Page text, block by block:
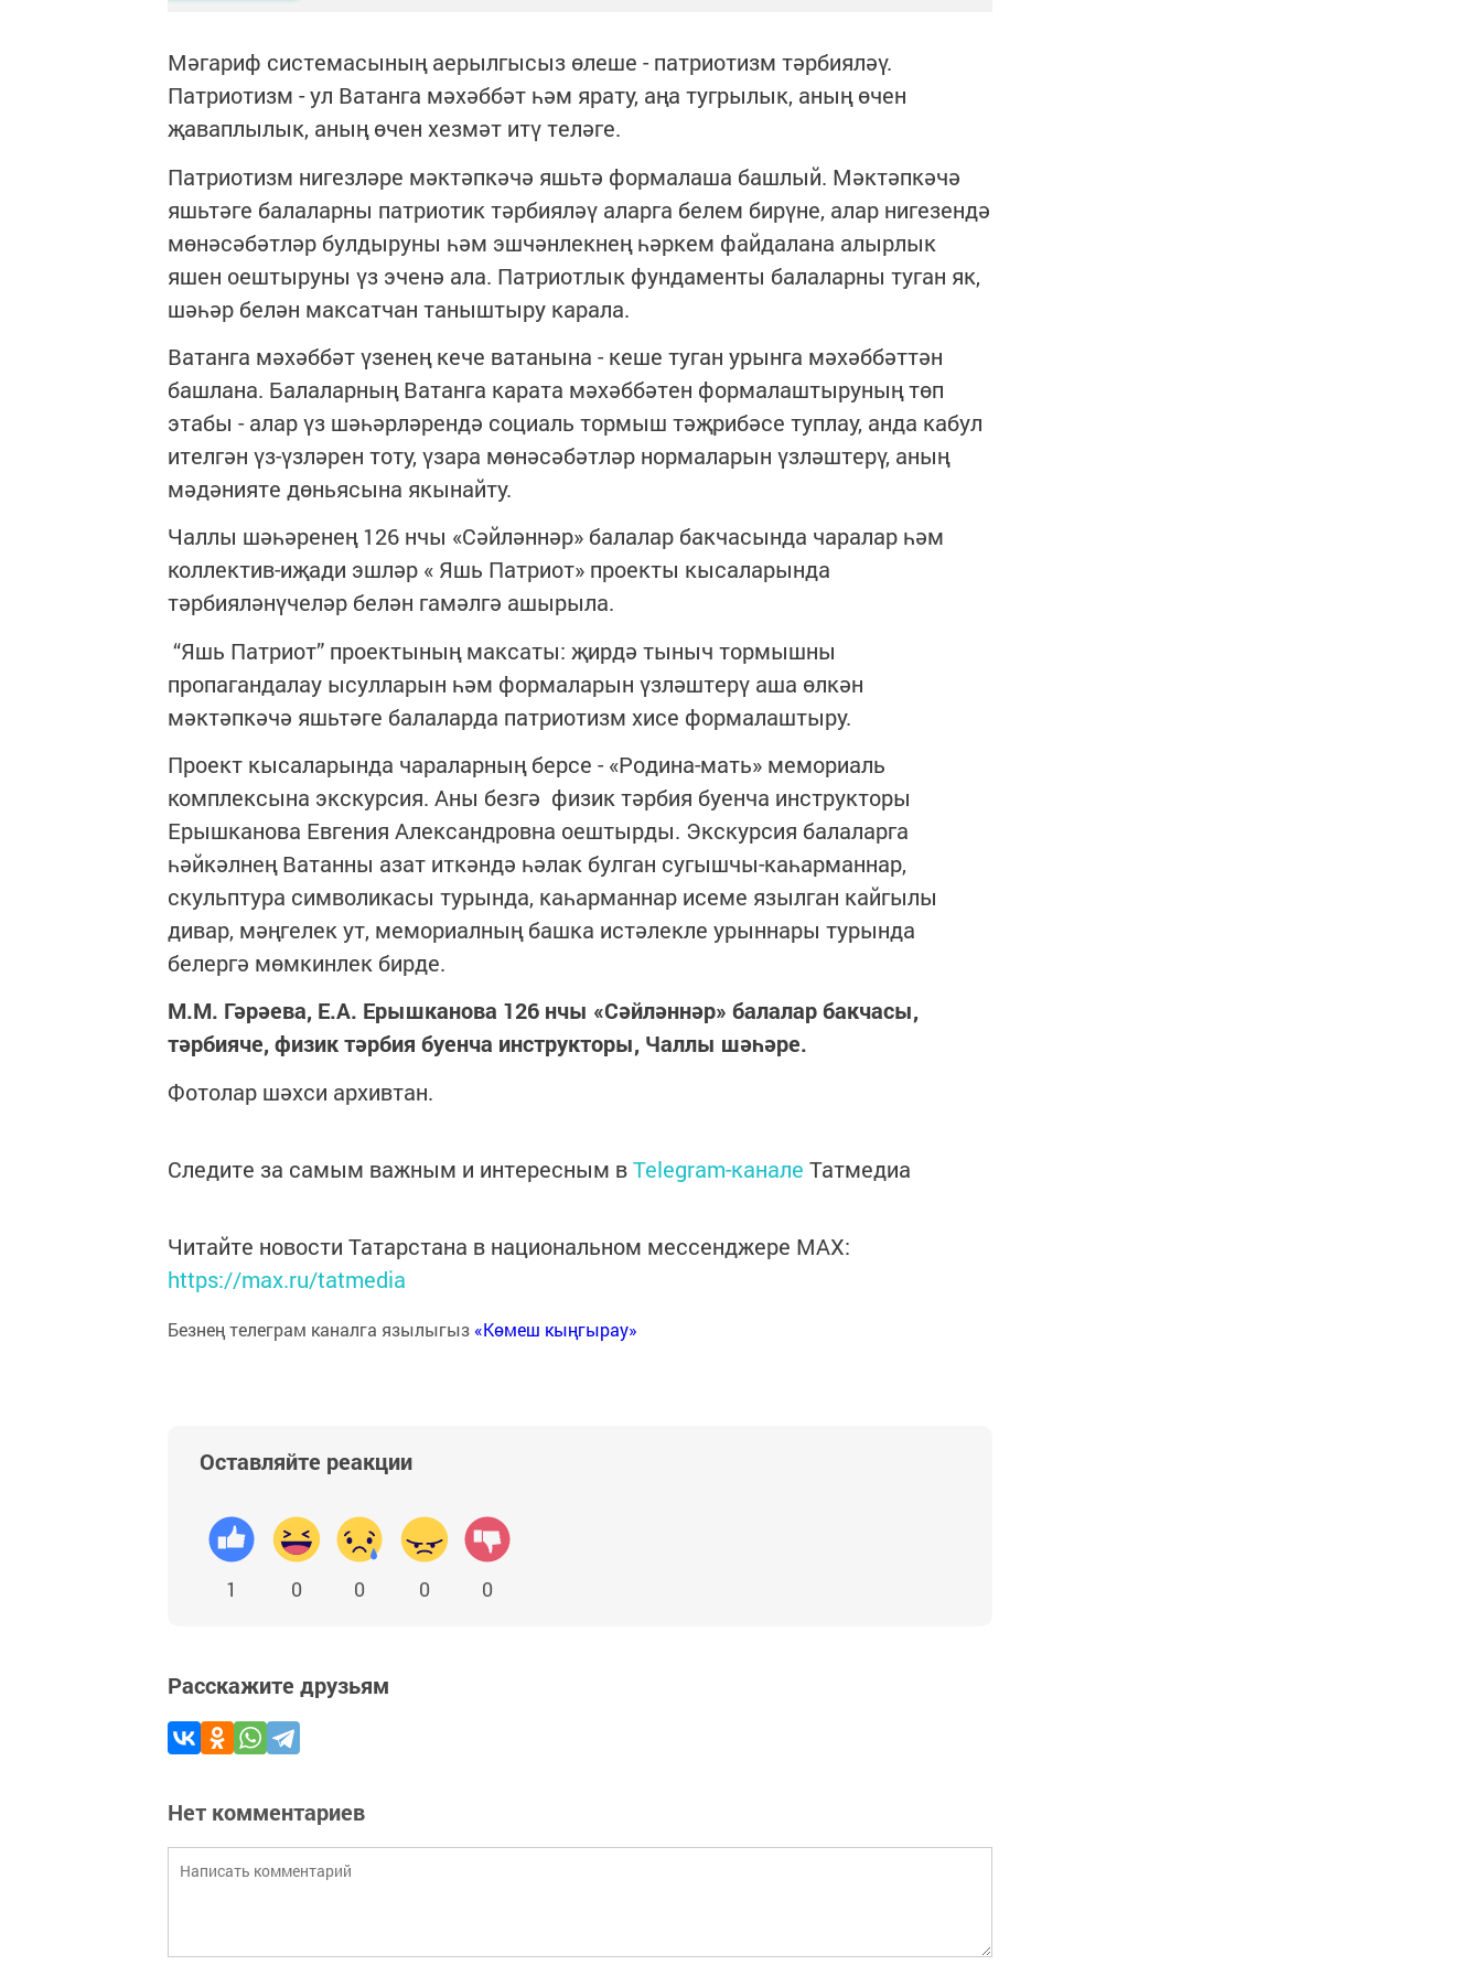
Мәгариф системасының аерылгысыз өлеше - патриотизм тәрбияләү.
Патриотизм - ул Ватанга мәхәббәт һәм ярату, аңа тугрылык, аның өчен
җаваплылык, аның өчен хезмәт итү теләге.
Патриотизм нигезләре мәктәпкәчә яшьтә формалаша башлый. Мәктәпкәчә
яшьтәге балаларны патриотик тәрбияләү аларга белем бирүне, алар нигезендә
мөнәсәбәтләр булдыруны һәм эшчәнлекнең һәркем файдалана алырлык
яшен оештыруны үз эченә ала. Патриотлык фундаменты балаларны туган як,
шәһәр белән максатчан таныштыру карала.
Ватанга мәхәббәт үзенең кече ватанына - кеше туган урынга мәхәббәттән
башлана. Балаларның Ватанга карата мәхәббәтен формалаштыруның төп
этабы - алар үз шәһәрләрендә социаль тормыш тәҗрибәсе туплау, анда кабул
ителгән үз-үзләрен тоту, үзара мөнәсәбәтләр нормаларын үзләштерү, аның
мәдәнияте дөньясына якынайту.
Чаллы шәһәренең 126 нчы «Сәйләннәр» балалар бакчасында чаралар һәм
коллектив-иҗади эшләр « Яшь Патриот» проекты кысаларында
тәрбияләнүчеләр белән гамәлгә ашырыла.
“Яшь Патриот” проектының максаты: җирдә тыныч тормышны
пропагандалау ысулларын һәм формаларын үзләштерү аша өлкән
мәктәпкәчә яшьтәге балаларда патриотизм хисе формалаштыру.
Проект кысаларында чараларның берсе - «Родина-мать» мемориаль
комплексына экскурсия. Аны безгә физик тәрбия буенча инструкторы
Ерышканова Евгения Александровна оештырды. Экскурсия балаларга
һәйкәлнең Ватанны азат иткәндә һәлак булган сугышчы-каһарманнар,
скульптура символикасы турында, каһарманнар исеме язылган кайгылы
дивар, мәңгелек ут, мемориалның башка истәлекле урыннары турында
белергә мөмкинлек бирде.
М.М. Гәрәева, Е.А. Ерышканова 126 нчы «Сәйләннәр» балалар бакчасы,
тәрбияче, физик тәрбия буенча инструкторы, Чаллы шәһәре.
Фотолар шәхси архивтан.
Следите за самым важным и интересным вTelegram-канале Татмедиа
Читайте новости Татарстана в национальном мессенджере MАХ:
https://max.ru/tatmedia
Безнең телеграм каналга язылыгыз «Көмеш кыңгырау»
Оставляйте реакции
1 0 0 0 0
Расскажите друзьям
Нет комментариев